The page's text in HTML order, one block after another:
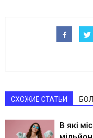
СХОЖИЕ СТАТЬИ
В які